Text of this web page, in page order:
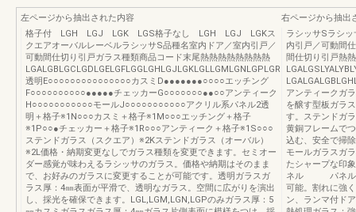
左ページから抽出された内容
格子付 LGH LGJ LGK LGS格子なし LGH LGJ LGKス
クエアオーバルレーベルラシッサS品種名室内ドア／室内引戸／
可動間仕切り引戸ガラス種類商品コード末尾熱熱熱熱熱熱熱熱
LGALGBLGCLGDLGELGFLGGLGHLGJLGKLGLLGMLGNLGPLGR
透明E○○○○○○○○○○○○○○○カスミD●●●●●●●○○○○エッチング
F○○○○○○○○○○●●●●●チェッカーG○○○○○○○●●○○アンティーク
H○○○○○○○○○○○モールJ○○○○○○○○○○○アクリル系パネル2透
明＋格子※1N○○○カスミ＋格子※1M○○○エッチング＋格子
※1P○○●チェッカー＋格子※1R○○○アンティーク＋格子※1S○○○
ステンドガラス（スクエア）※2Kステンドガラス（オーバル）
※2L価格・納期変更なしでガラス種類を変更できます。セミオー
ダー感覚が味わえるラシッサのガラス。価格や納期はそのまま
で、お好みのガラスに変更することが可能です。透明ガラスガ
ラス厚：4㎜表面が平滑で、透明なガラス。空間に広がりを演出
し、採光を確保できます。LGL,LGM,LGN,LGPのみガラス厚：5
右ページから抽出
ラシッサSラシ
内引戸／可動間
間仕切り引戸熱
アンティークガ
を醸す型板ガラ
す。ステンド
黄銅フレームで
込む、安全で掃
モールガラスガ
たシャープな印
ネル パネル厚
可能。割れに強
ン、ランマ付ド